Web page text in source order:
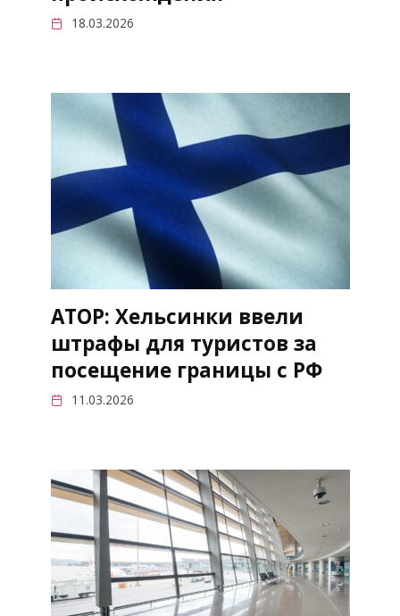
18.03.2026
АТОР: Хельсинки ввели
штрафы для туристов за
посещение границы с РФ
11.03.2026